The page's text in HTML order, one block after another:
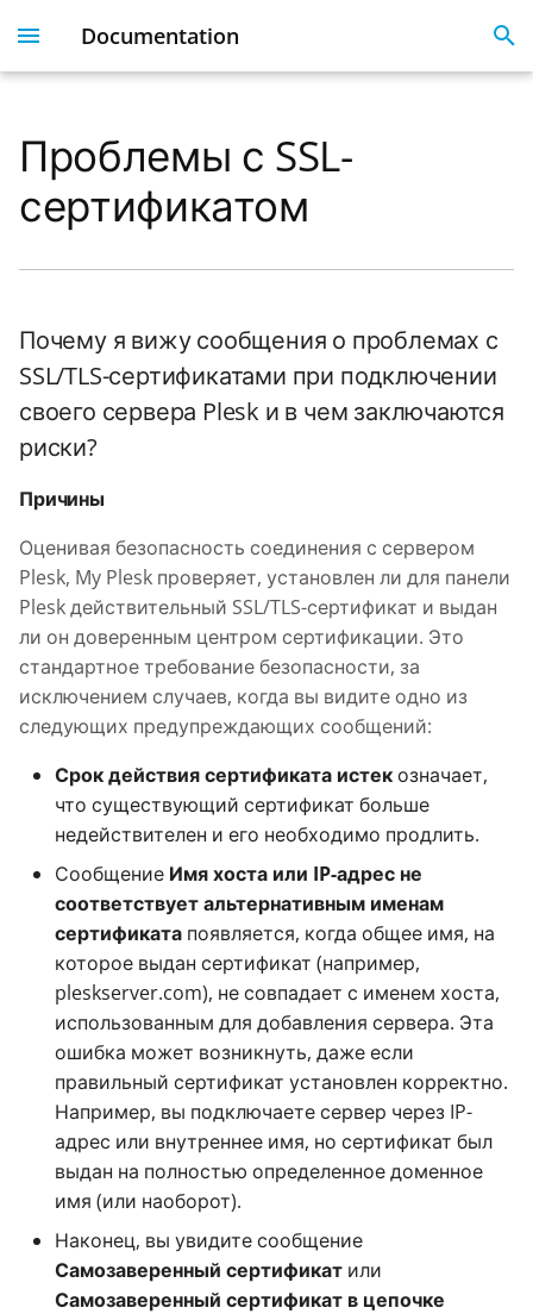
Documentation
I
t
l
i
z
i
n
g
e
a
r
Plesk 360
Dashboard & User
Dashboard
Servers
Domains
Monitoring
Websites
License Management
Licenses
Knowledge Base
Get Started With 360
FAQ
SSO
SSL Certificate issues
Nixstats users
migration
Migration guide
Проблемы с SSL-
сертификатом
Почему я вижу сообщения о проблемах с
SSL/TLS-сертификатами при подключении
своего сервера Plesk и в чем заключаются
риски?
Причины
Оценивая безопасность соединения с сервером
Plesk, My Plesk проверяет, установлен ли для панели
Plesk действительный SSL/TLS-сертификат и выдан
ли он доверенным центром сертификации. Это
стандартное требование безопасности, за
исключением случаев, когда вы видите одно из
следующих предупреждающих сообщений:
Срок действия сертификата истекозначает,
что существующий сертификат больше
недействителен и его необходимо продлить.
Сообщение Имя хоста или IP-адрес не
соответствует альтернативным именам
сертификата появляется, когда общее имя, на
которое выдан сертификат (например,
pleskserver.com), не совпадает с именем хоста,
использованным для добавления сервера. Эта
ошибка может возникнуть, даже если
правильный сертификат установлен корректно.
Например, вы подключаете сервер через IP-
адрес или внутреннее имя, но сертификат был
выдан на полностью определенное доменное
имя (или наоборот).
Наконец, вы увидите сообщение
Самозаверенный сертификат или
Самозаверенный сертификат в цепочке